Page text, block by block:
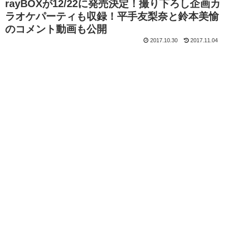
rayBOXが12/22に発売決定！撮り下ろし企画カ
ラオケパーティも収録！平手友梨奈と鈴本美愉
のコメント動画も公開
2017.10.30 2017.11.04